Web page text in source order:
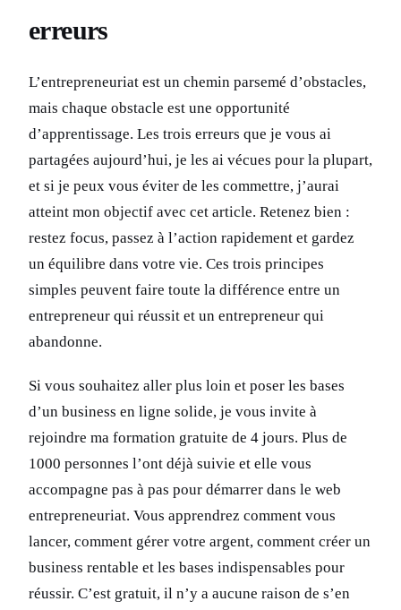
erreurs
L’entrepreneuriat est un chemin parsemé d’obstacles,
mais chaque obstacle est une opportunité
d’apprentissage. Les trois erreurs que je vous ai
partagées aujourd’hui, je les ai vécues pour la plupart,
et si je peux vous éviter de les commettre, j’aurai
atteint mon objectif avec cet article. Retenez bien :
restez focus, passez à l’action rapidement et gardez
un équilibre dans votre vie. Ces trois principes
simples peuvent faire toute la différence entre un
entrepreneur qui réussit et un entrepreneur qui
abandonne.
Si vous souhaitez aller plus loin et poser les bases
d’un business en ligne solide, je vous invite à
rejoindre ma formation gratuite de 4 jours. Plus de
1000 personnes l’ont déjà suivie et elle vous
accompagne pas à pas pour démarrer dans le web
entrepreneuriat. Vous apprendrez comment vous
lancer, comment gérer votre argent, comment créer un
business rentable et les bases indispensables pour
réussir. C’est gratuit, il n’y a aucune raison de s’en